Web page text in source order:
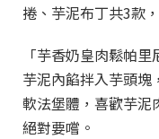
捲、芋泥布丁共3款
「芋香奶皇肉鬆帕
芋泥內餡拌入芋頭塊
軟法堡體，喜歡芋泥
絕對要嚐。